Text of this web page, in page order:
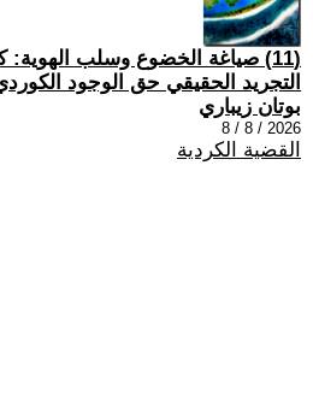
(11) صياغة الخضوع وسلب
التجريد الحقيقي حق الوجود
بوتان زيباري
2026 / 8 / 8
القضية الكردية